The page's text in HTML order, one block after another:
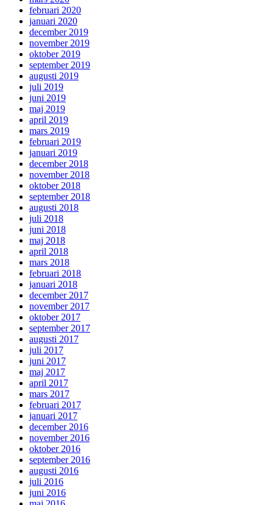
februari 2020
januari 2020
december 2019
november 2019
oktober 2019
september 2019
augusti 2019
juli 2019
juni 2019
maj 2019
april 2019
mars 2019
februari 2019
januari 2019
december 2018
november 2018
oktober 2018
september 2018
augusti 2018
juli 2018
juni 2018
maj 2018
april 2018
mars 2018
februari 2018
januari 2018
december 2017
november 2017
oktober 2017
september 2017
augusti 2017
juli 2017
juni 2017
maj 2017
april 2017
mars 2017
februari 2017
januari 2017
december 2016
november 2016
oktober 2016
september 2016
augusti 2016
juli 2016
juni 2016